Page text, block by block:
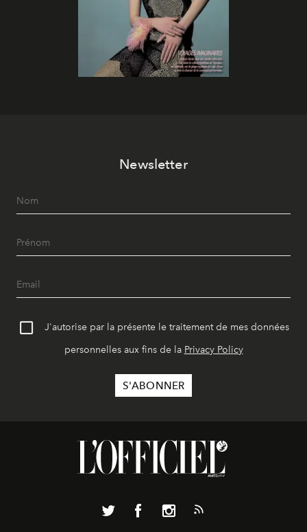
Newsletter
J'autorise par la présente le traitement de mes données
personnelles aux fins de la Privacy Policy